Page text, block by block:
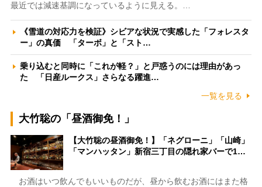
最近では減速基調になっているように見える。…
《雪道の対応力を検証》シビアな状況で実感した「フォレスタ
ー」の真価 「ターボ」と「スト…
乗り込むと同時に「これが軽？」と戸惑うのには理由があっ
た 「日産ルークス」さらなる躍進…
一覧を見る
大竹聡の「昼酒御免！」
【大竹聡の昼酒御免！】「ネグローニ」「山崎」
「マンハッタン」新宿三丁目の隠れ家バーで1…
お酒はいつ飲んでもいいものだが、昼から飲むお酒にはまた格